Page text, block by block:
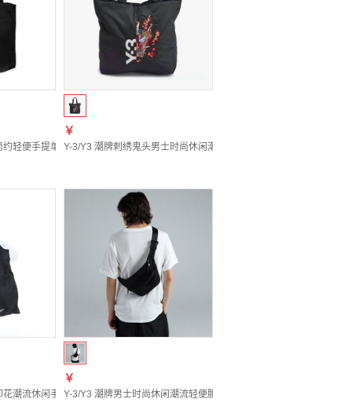
JW6215 均码
约轻便手提单肩包 KD4184 黑色 KD4184 均码
￥
Y-3/Y3 潮牌刺绣鬼头男士时尚休闲潮流手提包 KW9630 黑色
均码
花潮流休闲手提袋 KA2302 黑色 KA2302 均码
￥
Y-3/Y3 潮牌男士时尚休闲潮流轻便腰包斜挎包 JW6221 黑色